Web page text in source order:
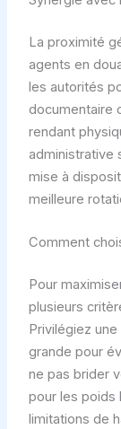
La proximité
agents en
les autorités
documentaire
rendant
administrative
mise à
meilleure
Comment
Pour
plusieurs
Privilégiez
grande pour
ne pas brider
pour les poids
limitations de